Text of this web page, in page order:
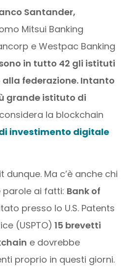
Santander,
Mitsui Banking
e Westpac Banking
in tutto 42 gli istituti
federazione. Intanto
grande istituto di
considera la blockchain
investimento digitale
dunque. Ma c’è anche chi
ai fatti: Bank of
presso lo U.S. Patents
(USPTO) 15 brevetti
e dovrebbe
proprio in questi giorni.